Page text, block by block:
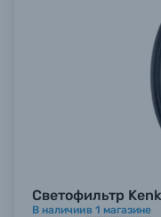
Светофильтр
В наличиив 1 магазине